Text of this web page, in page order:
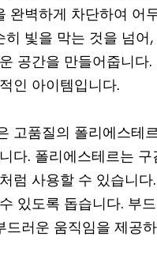
완벽하게 차단하여 어
히 빛을 막는 것을 넘
공간을 만들어줍니
인 아이템입니다.
고품질의 폴리에스테
다. 폴리에스테르는
럼 사용할 수 있습니
있도록 돕습니다. 부
드러운 움직임을 제공